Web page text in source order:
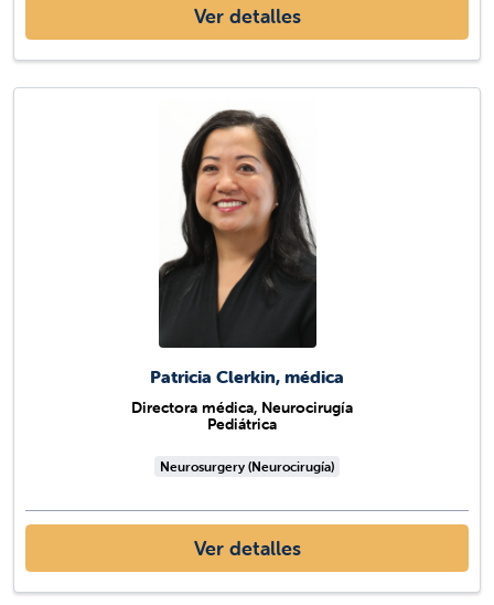
Ver detalles
Patricia Clerkin, médica
Directora médica, Neurocirugía
Pediátrica
Neurosurgery (Neurocirugía)
Ver detalles